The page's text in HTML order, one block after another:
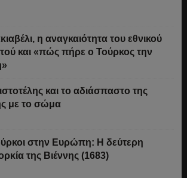
η αναγκαιότητα του εθνικού
και «πώς πήρε ο Τούρκος την
και το αδιάσπαστο της
με το σώμα
στην Ευρώπη: Η δεύτερη
της Βιέννης (1683)